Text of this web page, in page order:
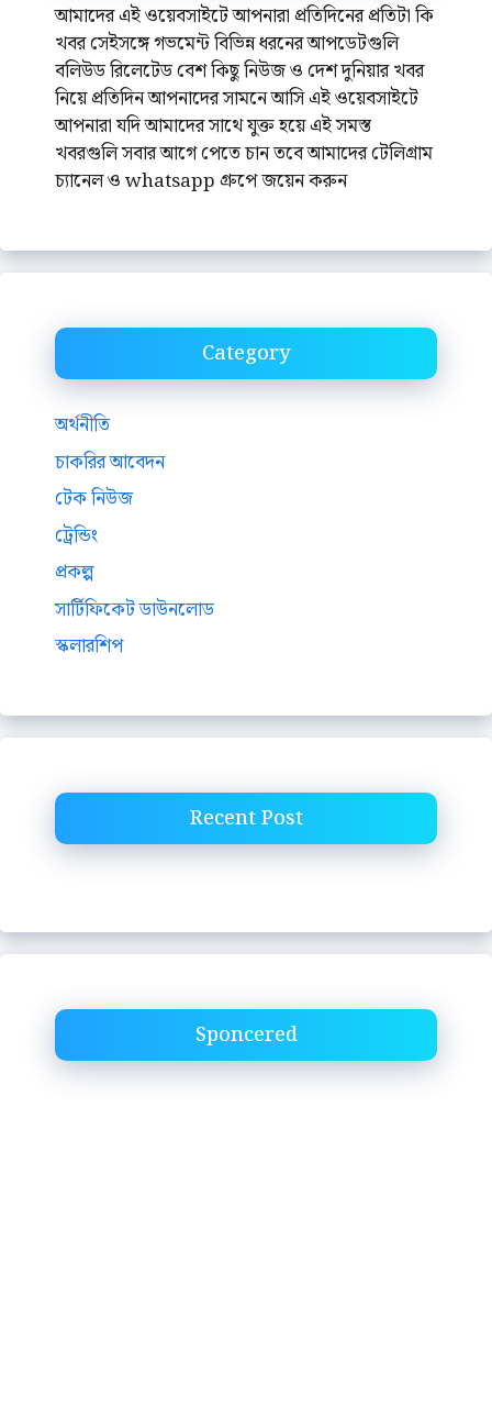
আমাদের এই ওয়েবসাইটে আপনারা প্রতিদিনের প্রতিটা কি
খবর সেইসঙ্গে গভমেন্ট বিভিন্ন ধরনের আপডেটগুলি
বলিউড রিলেটেড বেশ কিছু নিউজ ও দেশ দুনিয়ার খবর
নিয়ে প্রতিদিন আপনাদের সামনে আসি এই ওয়েবসাইটে
আপনারা যদি আমাদের সাথে যুক্ত হয়ে এই সমস্ত
খবরগুলি সবার আগে পেতে চান তবে আমাদের টেলিগ্রাম
চ্যানেল ও whatsapp গ্রুপে জয়েন করুন
Category
অর্থনীতি
চাকরির আবেদন
টেক নিউজ
ট্রেন্ডিং
প্রকল্প
সার্টিফিকেট ডাউনলোড
স্কলারশিপ
Recent Post
Sponcered